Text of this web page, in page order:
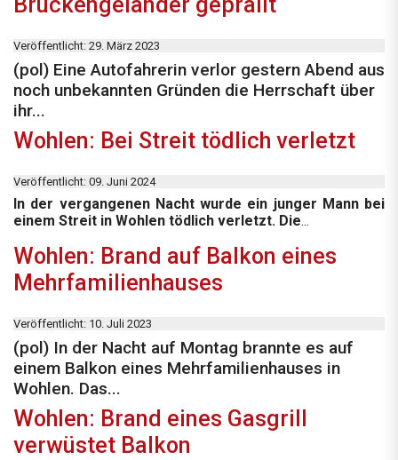
Brückengeländer geprallt
Veröffentlicht: 29. März 2023
(pol) Eine Autofahrerin verlor gestern Abend aus
noch unbekannten Gründen die Herrschaft über
ihr...
Wohlen: Bei Streit tödlich verletzt
Veröffentlicht: 09. Juni 2024
In der vergangenen Nacht wurde ein junger Mann bei
einem Streit in Wohlen tödlich verletzt. Die...
Wohlen: Brand auf Balkon eines
Mehrfamilienhauses
Veröffentlicht: 10. Juli 2023
(pol) In der Nacht auf Montag brannte es auf
einem Balkon eines Mehrfamilienhauses in
Wohlen. Das...
Wohlen: Brand eines Gasgrill
verwüstet Balkon